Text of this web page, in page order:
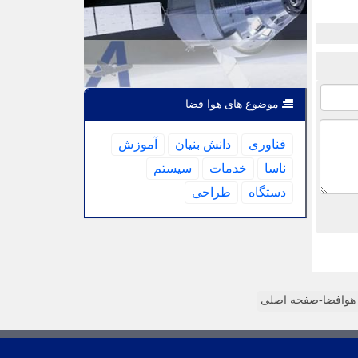
موضوع های هوا فضا
فناوری دانش بنیان
آموزش
ناسا
خدمات
سیستم
دستگاه
طراحی
هوافضا-صفحه اصلی